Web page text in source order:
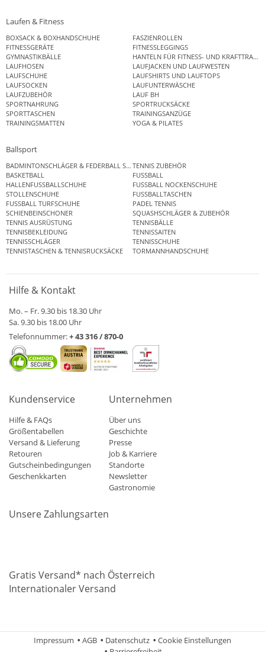
Laufen & Fitness
BOXSACK & BOXHANDSCHUHE
FASZIENROLLEN
FITNESSGERÄTE
FITNESSLEGGINGS
GYMNASTIKBÄLLE
HANTELN FÜR FITNESS- UND
LAUFHOSEN
LAUFJACKEN UND LAUFWESTEN
LAUFSCHUHE
LAUFSHIRTS UND LAUFTOPS
LAUFSOCKEN
LAUFUNTERWÄSCHE
LAUFZUBEHÖR
LAUF BH
SPORTNAHRUNG
SPORTRUCKSÄCKE
SPORTTASCHEN
TRAININGSANZÜGE
TRAININGSMATTEN
YOGA & PILATES
Ballsport
BADMINTONSCHLÄGER & FEDERBALL SETSTENNIS ZUBEHÖR
BASKETBALL
FUSSBALL
HALLENFUSSBALLSCHUHE
FUSSBALL NOCKENSCHUHE
STOLLENSCHUHE
FUSSBALLTASCHEN
FUSSBALL TURFSCHUHE
PADEL TENNIS
SCHIENBEINSCHONER
SQUASHSCHLÄGER & ZUBEHÖR
TENNIS AUSRÜSTUNG
TENNISBÄLLE
TENNISBEKLEIDUNG
TENNISSAITEN
TENNISSCHLÄGER
TENNISSCHUHE
TENNISTASCHEN & TENNISRUCKSÄCKE
TORMANNHANDSCHUHE
Hilfe & Kontakt
Mo. – Fr. 9.30 bis 18.30 Uhr
Sa. 9.30 bis 18.00 Uhr
Telefonnummer:+ 43 316 / 870-0
Kundenservice
Hilfe & FAQs
Größentabellen
Versand & Lieferung
Retouren
Gutscheinbedingungen
Geschenkkarten
Unternehmen
Über uns
Geschichte
Presse
Job & Karriere
Standorte
Newsletter
Gastronomie
Unsere Zahlungsarten
Gratis Versand* nach Österreich
Internationaler Versand
Impressum AGB Datenschutz
Cookie Einstellungen